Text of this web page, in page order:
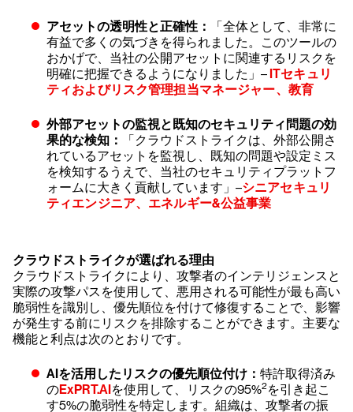
アセットの透明性と正確性：
「全体として、非常に
有益で多くの気づきを得られました。このツールの
おかげで、当社の公開アセットに関連するリスクを
明確に把握できるようになりました」–ITセキュリ
ティおよびリスク管理担当マネージャー、教育
外部アセットの監視と既知のセキュリティ問題の効
果的な検知：
「クラウドストライクは、外部公開さ
れているアセットを監視し、既知の問題や設定ミス
を検知するうえで、当社のセキュリティプラットフ
ォームに大きく貢献しています」–シニアセキュリ
ティエンジニア、エネルギー&公益事業
クラウドストライクが選ばれる理由
クラウドストライクにより、攻撃者のインテリジェンスと
実際の攻撃パスを使用して、悪用される可能性が最も高い
脆弱性を識別し、優先順位を付けて修復することで、影響
が発生する前にリスクを排除することができます。主要な
機能と利点は次のとおりです。
AIを活用したリスクの優先順位付け： 特許取得済み
のExPRT.AIを使用して、リスクの95%2を引き起こ
す5%の脆弱性を特定します。組織は、攻撃者の振